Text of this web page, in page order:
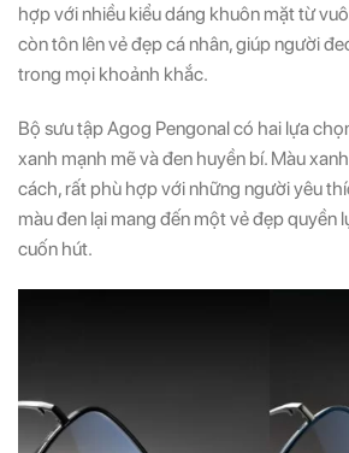
hợp với nhiều kiểu dáng khuôn mặt từ
còn tôn lên vẻ đẹp cá nhân, giúp người
trong mọi khoảnh khắc.
Bộ sưu tập Agog Pengonal có hai lựa
xanh mạnh mẽ và đen huyền bí. Màu
cách, rất phù hợp với những người yêu
màu đen lại mang đến một vẻ đẹp quyền
cuốn hút.